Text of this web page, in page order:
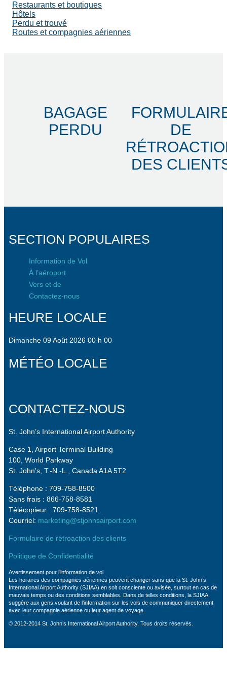
Restaurants et boutiques
Hôtels
Perdu et trouvé
Routes et compagnies aériennes
BAGAGE
PERDU
DE
DES
SECTION POPULAIRES
Information de Vol
À l’aéroport
Vers et de
Contactez-nous
HEURE LOCALE
Dimanche 09 Août 2026 00 h 00
MÉTÉO LOCALE
CONTACTEZ-NOUS
St. John’s International Airport Authority
Case 1, Airport Terminal Building
100, World Parkway
St. John's, T.-N.-L., Canada A1A 5T2
Téléphone : 709-758-8500
Sans frais : 866-758-8581
Télécopieur : 709-758-8521
Courriel: marketing@stjohnsairport.com
Formulaire de rétroaction des clients
Politique de Confidentialité
Avertissement pour l’information de vol
Les horaires des compagnies aériennes peuvent changer sans que la St. John’s
International Airport Authority (SJIAA) en soit consciente ou avisée, surtout en cas de
mauvais temps ou des conditions semblables. Dans de telles conditions, la SJIAA
suggère aux gens voulant de l’information sur les vols de communiquer directement
avec leur compagnie aérienne ou leur agent de voyage.
© 2012-2014 St. John’s International Airport Authority. Tous droits réservés.